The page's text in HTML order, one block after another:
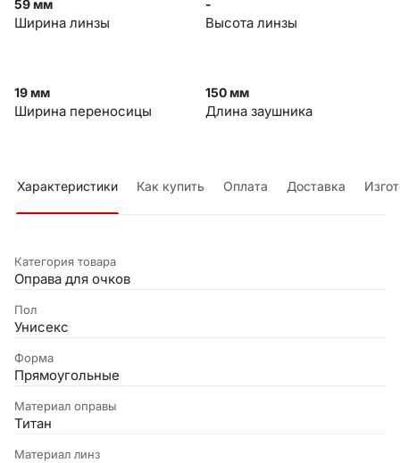
59 мм
Ширина линзы
-
Высота линзы
19 мм
Ширина переносицы
150 мм
Длина заушника
Характеристики Как купить Оплата Доставка
Категория товара
Оправа для очков
Пол
Унисекс
Форма
Прямоугольные
Материал оправы
Титан
Материал линз